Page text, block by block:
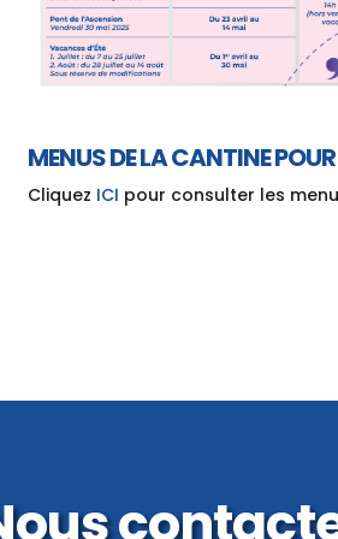
MENUS DE LA CANTINE
Cliquez ICI pour consulter les